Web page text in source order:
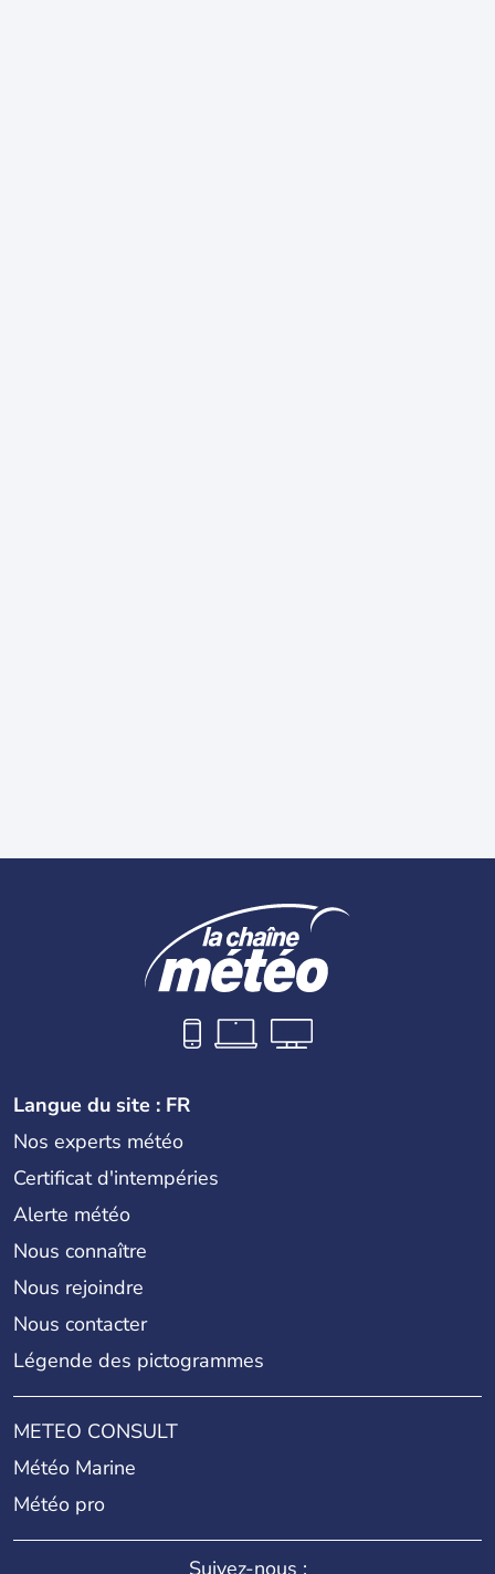
Langue du site : FR
Nos experts météo
Certificat d'intempéries
Alerte météo
Nous connaître
Nous rejoindre
Nous contacter
Légende des pictogrammes
METEO CONSULT
Météo Marine
Météo pro
Suivez-nous :